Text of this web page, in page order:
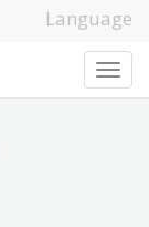
Language
T
o
g
g
l
e
n
a
v
i
g
a
t
i